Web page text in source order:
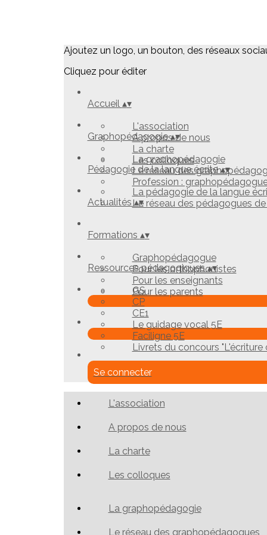
Ajoutez un logo, un bouton, des réseaux
Cliquez pour éditer
Accueil ▴▾
L'association
A propos de nous
La charte
Les colloques
Graphopédagogie▴▾
La graphopédagogie
Le réseau des
Profession :
Pédagogie de la langue écrite▴▾
La pédagogie de la langue
Le réseau des pédagogues
Actualités▴▾
Formations ▴▾
Graphopédagogue
Pour les orthophonistes
Pour les enseignants
Pour les parents
Ressources pédagogiques▴▾
GS
CP
CE1
Le guidage vocal 5E
Faciligne 5E
Livrets du concours "L'écriture
Se connecter
L'association
A propos de nous
La charte
Les colloques
La graphopédagogie
Le réseau des graphopédagogues